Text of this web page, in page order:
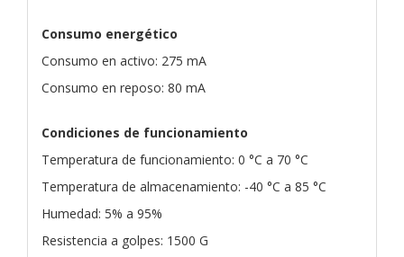
Consumo energético
Consumo en activo: 275 mA
Consumo en reposo: 80 mA
Condiciones de funcionamiento
Temperatura de funcionamiento: 0 °C a 70 °C
Temperatura de almacenamiento: -40 °C a 85 °C
Humedad: 5% a 95%
Resistencia a golpes: 1500 G